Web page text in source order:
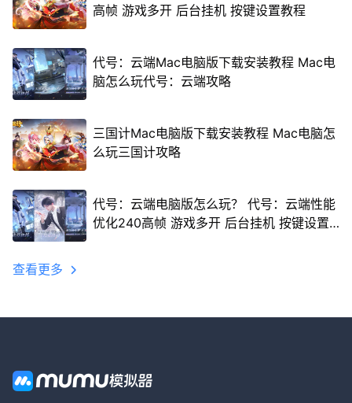
高帧 游戏多开 后台挂机 按键设置教程
代号：云端Mac电脑版下载安装教程 Mac电
脑怎么玩代号：云端攻略
三国计Mac电脑版下载安装教程 Mac电脑怎
么玩三国计攻略
代号：云端电脑版怎么玩？ 代号：云端性能
优化240高帧 游戏多开 后台挂机 按键设置
查看更多